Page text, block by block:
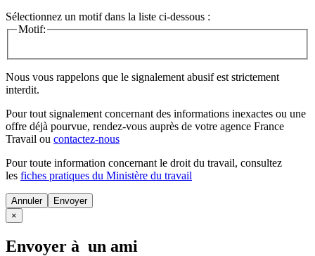
Sélectionnez un motif dans la liste ci-dessous :
Motif:
Nous vous rappelons que le signalement abusif est strictement
interdit.
Pour tout signalement concernant des informations inexactes ou une
offre déjà pourvue, rendez-vous auprès de votre agence France
Travail ou contactez-nous
Pour toute information concernant le droit du travail, consultez
les fiches pratiques du Ministère du travail
Annuler
×
Envoyer à un ami